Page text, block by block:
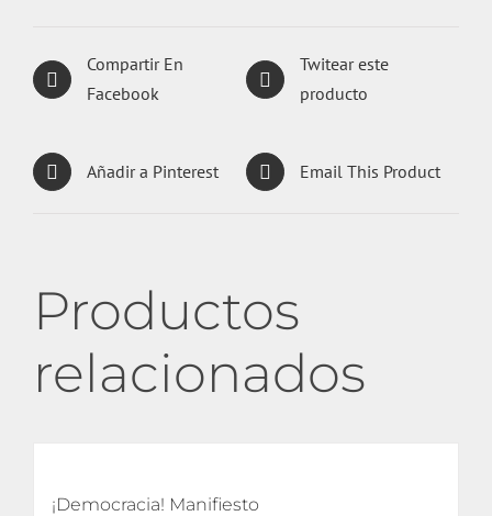
Compartir En
Facebook
Twitear este
producto
Añadir a Pinterest Email This Product
Productos
relacionados
¡Democracia! Manifiesto